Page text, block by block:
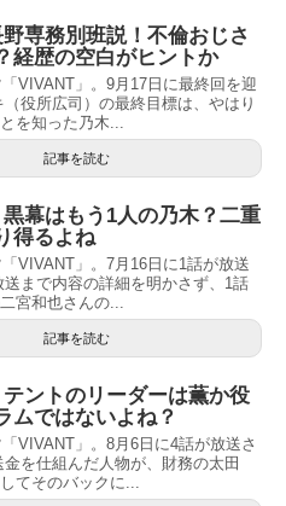
専務別班説！不倫おじさ
経歴の空白がヒントか
VIVANT」。9月17日に最終回を迎
役所広司）の最終目標は、やはり
を知った乃木...
記事を読む
黒幕はもう1人の乃木？二重
得るよね
VIVANT」。7月16日に1話が放送
まで内容の詳細を明かさず、1話
宮和也さんの...
記事を読む
テントのリーダーは薫か役
ムではないよね？
VIVANT」。8月6日に4話が放送さ
を仕組んだ人物が、財務の太田
てそのバックに...